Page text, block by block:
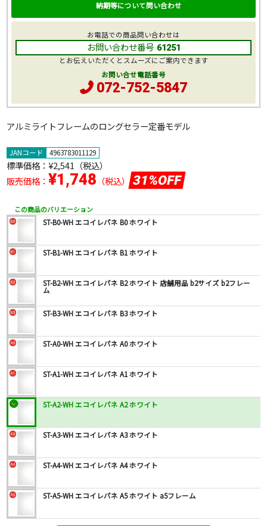
アルミライトフレームのロングセラー定番モデル
JANコード 4963783011129
標準価格： ¥2,541 （税込）
販売価格： ¥1,748 （税込） 31%OFF
この商品のバリエーション
ST-B0-WH エコイレパネ B0 ホワイト
ST-B1-WH エコイレパネ B1 ホワイト
ST-B2-WH エコイレパネ B2 ホワイト 店舗用品 b2サイズ b2フレー
ム
ST-B3-WH エコイレパネ B3 ホワイト
ST-A0-WH エコイレパネ A0 ホワイト
ST-A1-WH エコイレパネ A1 ホワイト
ST-A2-WH エコイレパネ A2 ホワイト
ST-A3-WH エコイレパネ A3 ホワイト
ST-A4-WH エコイレパネ A4 ホワイト
ST-A5-WH エコイレパネ A5 ホワイト a5フレーム
納期等について問い合わせ
お電話での商品問い合わせは
お問い合わせ番号 61251
とお伝えいただくとスムーズにご案内できます
お問い合せ電話番号
072-752-5847